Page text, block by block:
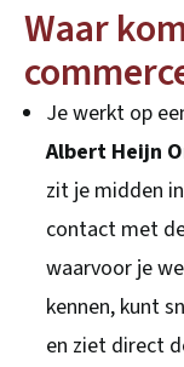
Waar
Je werkt op
Albert Heijn
zit je midden
contact met
waarvoor je
kennen, kunt
en ziet direct